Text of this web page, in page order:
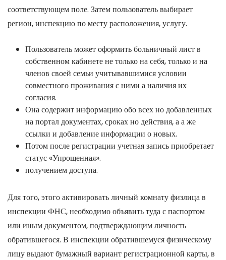
соответствующем поле. Затем пользователь выбирает
регион, инспекцию по месту расположения, услугу.
Пользователь может оформить больничный лист в
собственном кабинете не только на себя, только и на
членов своей семьи учитывавшимися условии
совместного проживания с ними а наличия их
согласия.
Она содержит информацию обо всех но добавленных
на портал документах, сроках но действия, а а же
ссылки и добавление информации о новых.
Потом после регистрации учетная запись приобретает
статус «Упрощенная».
получением доступа.
Для того, этого активировать личный комнату физлица в
инспекции ФНС, необходимо объявить туда с паспортом
или иным документом, подтверждающим личность
обратившегося. В инспекции обратившемуся физическому
лицу выдают бумажный вариант регистрационной карты, в